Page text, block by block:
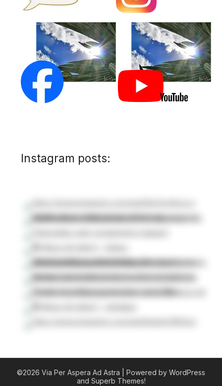
Instagram posts:
©2026 Via Per Aspera Ad Astra
| Powered by WordPress
and Superb Themes!